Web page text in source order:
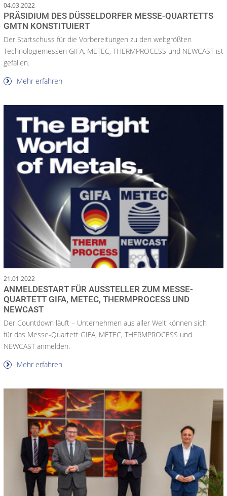
04.03.2022
PRÄSIDIUM DES DÜSSELDORFER MESSE-QUARTETTS
GMTN KONSTITUIERT
Der Startschuss für die Vorbereitungen zu den weltgrößten
Technologiemessen GIFA, METEC, THERMPROCESS und NEWCAST ist
gefallen.
Mehr erfahren
21.01.2022
ANMELDESTART FÜR AUSSTELLER ZUM MESSE-
QUARTETT GIFA, METEC, THERMPROCESS UND
NEWCAST
Der Countdown läuft – Unternehmen aus aller Welt können sich
für das Messe-Quartett GIFA, METEC, THERMPROCESS und
NEWCAST anmelden.
Mehr erfahren